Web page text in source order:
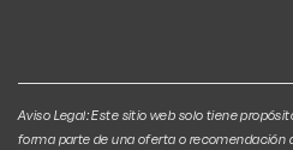
Aviso Legal: Este sitio web solo tiene
forma parte de una oferta o recomendación